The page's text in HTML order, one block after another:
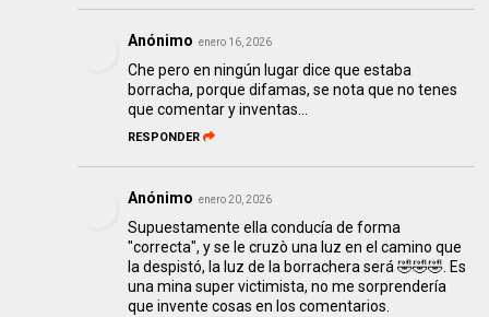
Anónimo enero 16, 2026
Che pero en ningún lugar dice que estaba
borracha, porque difamas, se nota que no tenes
que comentar y inventas...
RESPONDER
Anónimo enero 20, 2026
Supuestamente ella conducía de forma
"correcta", y se le cruzò una luz en el camino que
la despistó, la luz de la borrachera será 🤣🤣🤣. Es
una mina super victimista, no me sorprendería
que invente cosas en los comentarios.